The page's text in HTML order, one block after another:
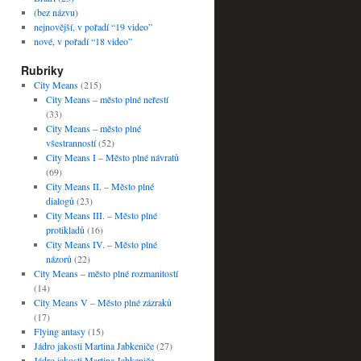
(bez názvu)
nejnovější, v pořadí “19 video”
nové, v pořadí “18 video”
Rubriky
City Means(215)
City Means – město plné neřestí
(33)
City Means – město plné
všestranností(52)
City Means I – Město plné návratů
(69)
City Means II. – Město plné
dialogů (23)
City Means III. – Město plné
protikladů (16)
City Means IV. – Město plné
názorů (22)
City Means – město plné rozmanitostí
(14)
City Means V – Město plné zázraků
(17)
Flying antasy(15)
Jádro jakosti Martina Jabkeniče(27)